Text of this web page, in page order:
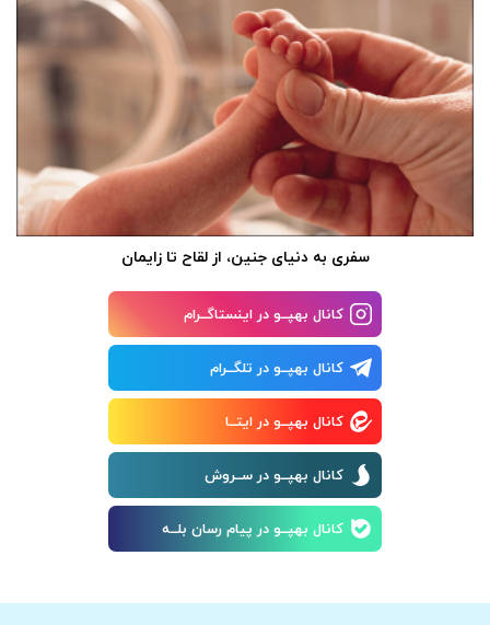
سفری به دنیای جنین، از لقاح تا زایمان
کانال بهپــو در اینستاگــرام
کانال بهپــو در تلگــرام
کانال بهپــو در ایتــا
کانال بهپــو در ســروش
کانال بهپــو در پیام رسان بلــه